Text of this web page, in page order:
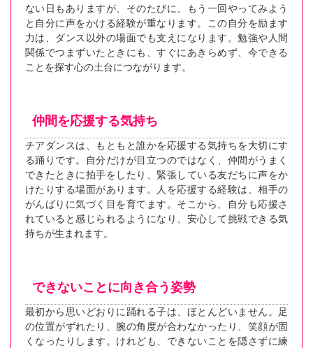
ない日もありますが、そのたびに、もう一回やってみよう
と自分に声をかける経験が重なります。この自分を励ます
力は、ダンス以外の場面でも支えになります。勉強や人間
関係でつまずいたときにも、すぐにあきらめず、今できる
ことを探す心の土台につながります。
仲間を応援する気持ち
チアダンスは、もともと誰かを応援する気持ちを大切にす
る踊りです。自分だけが目立つのではなく、仲間がうまく
できたときに拍手をしたり、緊張している友だちに声をか
けたりする場面があります。人を応援する経験は、相手の
がんばりに気づく目を育てます。そこから、自分も応援さ
れていると感じられるようになり、安心して挑戦できる気
持ちが生まれます。
できないことに向き合う姿勢
最初から思いどおりに踊れる子は、ほとんどいません。足
の位置がずれたり、腕の角度が合わなかったり、笑顔が固
くなったりします。けれども、できないことを隠さずに練